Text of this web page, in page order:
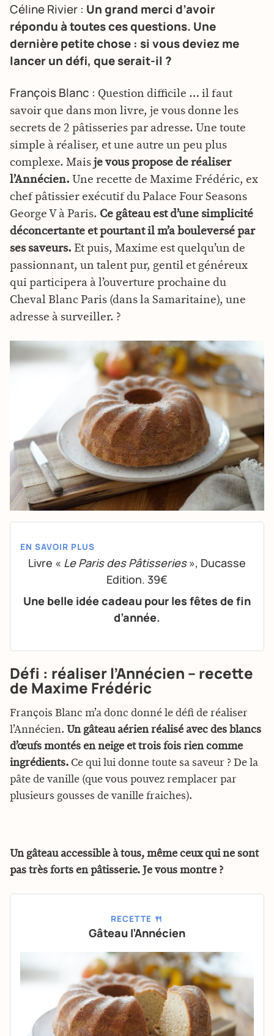
Céline Rivier : Un grand merci d’avoir
répondu à toutes ces questions. Une
dernière petite chose : si vous deviez me
lancer un défi, que serait-il ?
François Blanc : Question difficile … il faut
savoir que dans mon livre, je vous donne les
secrets de 2 pâtisseries par adresse. Une toute
simple à réaliser, et une autre un peu plus
complexe. Mais je vous propose de réaliser
l’Annécien. Une recette de Maxime Frédéric, ex
chef pâtissier exécutif du Palace Four Seasons
George V à Paris. Ce gâteau est d’une simplicité
déconcertante et pourtant il m’a bouleversé par
ses saveurs. Et puis, Maxime est quelqu’un de
passionnant, un talent pur, gentil et généreux
qui participera à l’ouverture prochaine du
Cheval Blanc Paris (dans la Samaritaine), une
adresse à surveiller. ?
EN SAVOIR PLUS
Livre « Le Paris des Pâtisseries», Ducasse
Edition. 39€
Une belle idée cadeau pour les fêtes de fin
d’année.
Défi : réaliser l’Annécien – recette
de Maxime Frédéric
François Blanc m’a donc donné le défi de réaliser
l’Annécien. Un gâteau aérien réalisé avec des blancs
d’œufs montés en neige et trois fois rien comme
ingrédients. Ce qui lui donne toute sa saveur ? De la
pâte de vanille (que vous pouvez remplacer par
plusieurs gousses de vanille fraiches).
Un gâteau accessible à tous, même ceux qui ne sont
pas très forts en pâtisserie. Je vous montre ?
RECETTE 🍴
Gâteau l’Annécien